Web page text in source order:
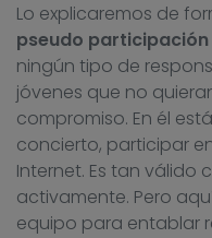
Lo explicaremos de
pseudo participación
ningún tipo de
jóvenes que no
compromiso. En él
concierto, participar
Internet. Es tan válido
activamente. Pero
equipo para entablar